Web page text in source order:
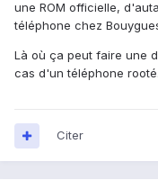
une ROM officielle,
téléphone chez
Là où ça peut faire une
cas d'un téléphone rooté.
Citer